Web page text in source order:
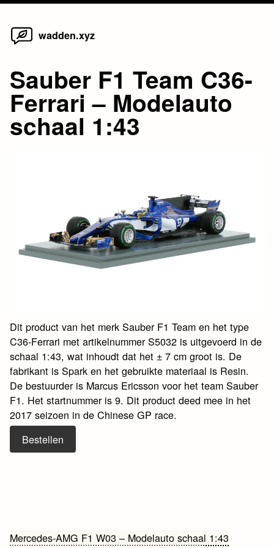
Skip
wadden.xyz
Sauber F1 Team C36-
Ferrari – Modelauto
schaal 1:43
Dit product van het merk Sauber F1 Team en het type
C36-Ferrari met artikelnummer S5032 is uitgevoerd in de
schaal 1:43, wat inhoudt dat het ± 7 cm groot is. De
fabrikant is Spark en het gebruikte materiaal is Resin.
De bestuurder is Marcus Ericsson voor het team Sauber
F1. Het startnummer is 9. Dit product deed mee in het
2017 seizoen in de Chinese GP race.
Bestellen
Bericht
Mercedes-AMG F1 W03 – Modelauto schaal 1:43